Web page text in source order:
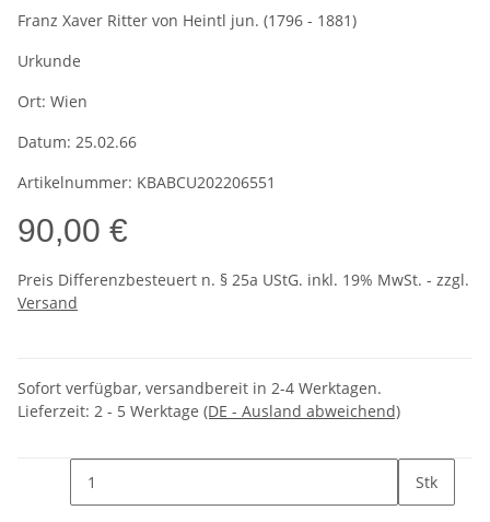
Franz Xaver Ritter von Heintl jun. (1796 - 1881)
Urkunde
Ort: Wien
Datum: 25.02.66
Artikelnummer: KBABCU202206551
90,00 €
Preis Differenzbesteuert n. § 25a UStG. inkl. 19% MwSt. - zzgl.
Versand
Sofort verfügbar, versandbereit in 2-4 Werktagen.
Lieferzeit: 2 - 5 Werktage (DE - Ausland abweichend)
Stk